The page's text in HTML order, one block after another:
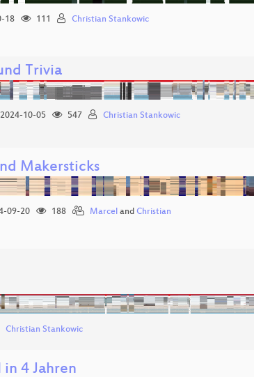
18 111 Christian Stankowic
Trivia
2024-10-05 547 Christian Stankowic
Makersticks
09-20 188 Marcel and Christian
Christian Stankowic
in 4 Jahren